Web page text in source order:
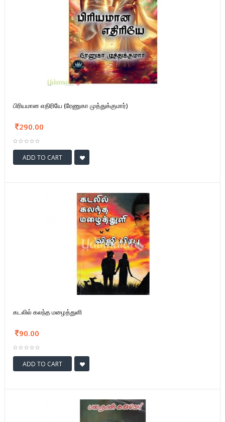
பிரியமான எதிரியே (ரேணுகா முத்துக்குமார்)
290.00
ADD TO CART
கடலில் கலந்த மழைத்துளி
90.00
ADD TO CART